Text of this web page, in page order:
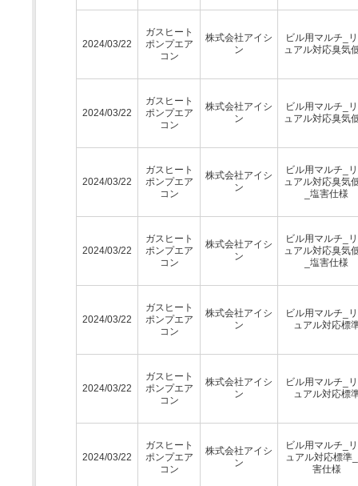
2024/03/22
ガスヒート
ポンプエア
コン
株式会社アイシ
ン
ビル用マルチ_
ュアル対応臭気
2024/03/22
ガスヒート
ポンプエア
コン
株式会社アイシ
ン
ビル用マルチ_
ュアル対応臭気
2024/03/22
ガスヒート
ポンプエア
コン
株式会社アイシ
ン
ビル用マルチ_
ュアル対応臭気
_塩害仕様
2024/03/22
ガスヒート
ポンプエア
コン
株式会社アイシ
ン
ビル用マルチ_
ュアル対応臭気
_塩害仕様
2024/03/22
ガスヒート
ポンプエア
コン
株式会社アイシ
ン
ビル用マルチ_
ュアル対応標
2024/03/22
ガスヒート
ポンプエア
コン
株式会社アイシ
ン
ビル用マルチ_
ュアル対応標
2024/03/22
ガスヒート
ポンプエア
コン
株式会社アイシ
ン
ビル用マルチ_
ュアル対応標準
害仕様